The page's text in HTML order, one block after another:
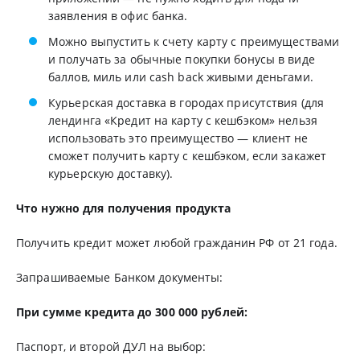
заявления в офис банка.
Можно выпустить к счету карту с преимуществами
и получать за обычные покупки бонусы в виде
баллов, миль или cash back живыми деньгами.
Курьерская доставка в городах присутствия (для
лендинга «Кредит на карту с кешбэком» нельзя
использовать это преимущество — клиент не
сможет получить карту с кешбэком, если закажет
курьерскую доставку).
Что нужно для получения продукта
Получить кредит может любой гражданин РФ от 21 года.
Запрашиваемые Банком документы:
При сумме кредита до 300 000 рублей:
Паспорт, и второй ДУЛ на выбор: